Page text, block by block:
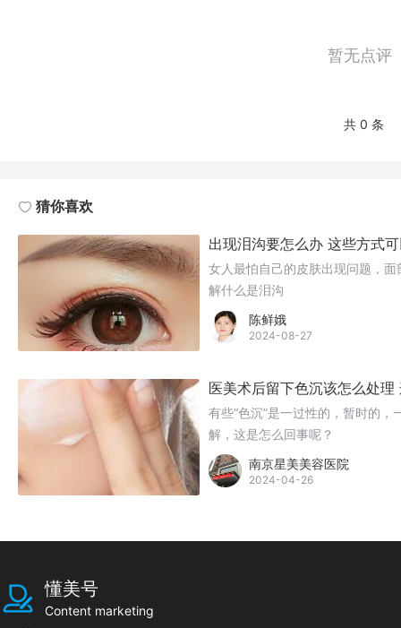
暂无点评
共 0 条
猜你喜欢
出现泪沟要怎么办 这些方式
女人最怕自己的皮肤出现问题，
解什么是泪沟
陈鲜娥
2024-08-27
医美术后留下色沉该怎么处
有些“色沉”是一过性的，暂时的
解，这是怎么回事呢？
南京星美美容医院
2024-04-26
懂美号
Content marketing